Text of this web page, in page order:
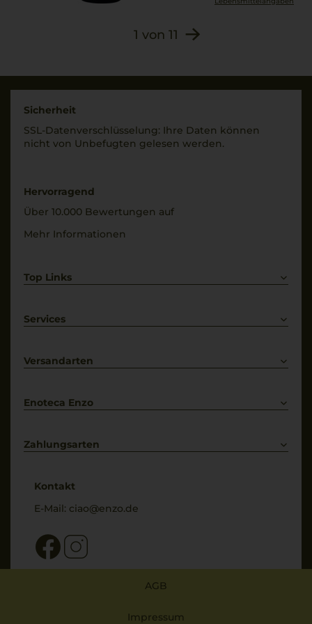
und/oder
Schutzatmosphäre
1 von 11
Sicherheit
SSL-Daten­verschlüs­selung: Ihre Daten können
nicht von Unbe­fugten gelesen werden.
Hervorragend
Über 10.000 Bewertungen auf
Mehr Informationen
Top Links
Weißwein
Services
Kontakt
Versandarten
Enoteca Enzo
Bewertungs-Richtlinien
Zahlungsarten
Kontakt
E-Mail: ciao@enzo.de
AGB
Impressum